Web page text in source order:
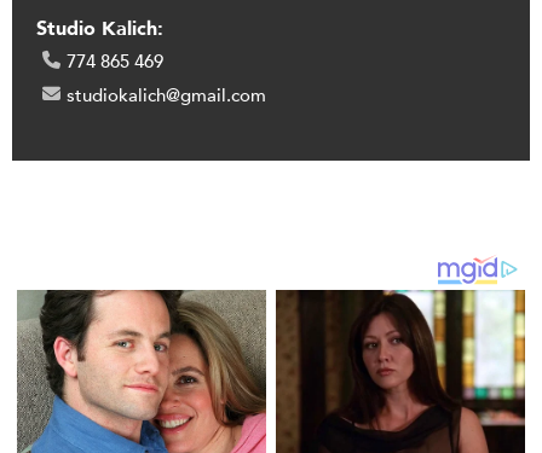
Studio Kalich:
774 865 469
studiokalich@gmail.com